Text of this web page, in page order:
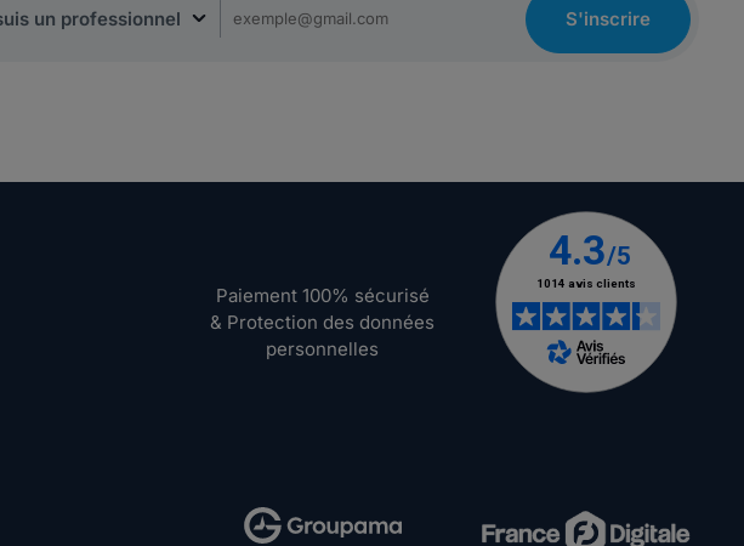
S'inscrire
Paiement 100% sécurisé
& Protection des données
personnelles